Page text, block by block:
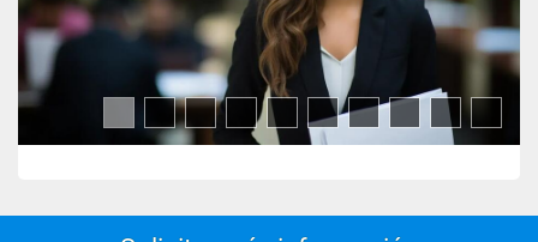
Derecho penal tributario
Sistema de justicia fiscal